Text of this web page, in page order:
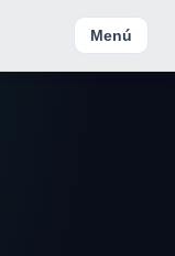
Menú